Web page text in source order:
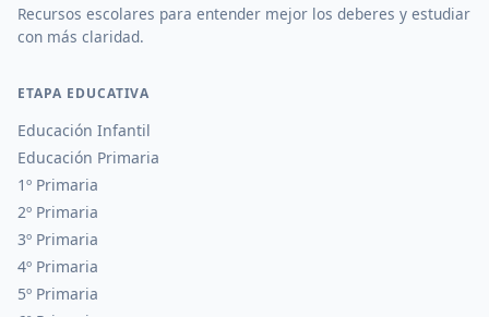
Recursos escolares para entender mejor los deberes y estudiar
con más claridad.
ETAPA EDUCATIVA
Educación Infantil
Educación Primaria
1º Primaria
2º Primaria
3º Primaria
4º Primaria
5º Primaria